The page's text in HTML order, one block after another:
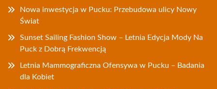
Nowa inwestycja w Pucku: Przebudowa ulicy Nowy
Świat
Sunset Sailing Fashion Show – Letnia Edycja Mody Na
Puck z Dobrą Frekwencją
Letnia Mammograficzna Ofensywa w Pucku – Badania
dla Kobiet